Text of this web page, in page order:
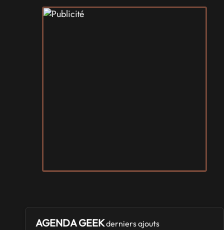
AGENDA GEEKderniers ajouts